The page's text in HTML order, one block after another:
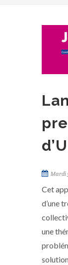
Mardi
Cet
d’une
une